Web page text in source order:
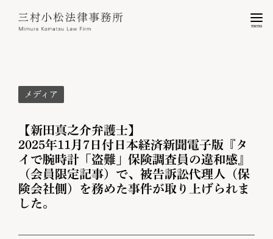
menu
メディア
【新田真之介弁護士】
2025年11月7日付日本経済新聞電子版『タ
イで腕時計「盗難」保険調査員の違和感』
（会員限定記事）で、被告訴訟代理人（保
険会社側）を務めた事件が取り上げられま
した。